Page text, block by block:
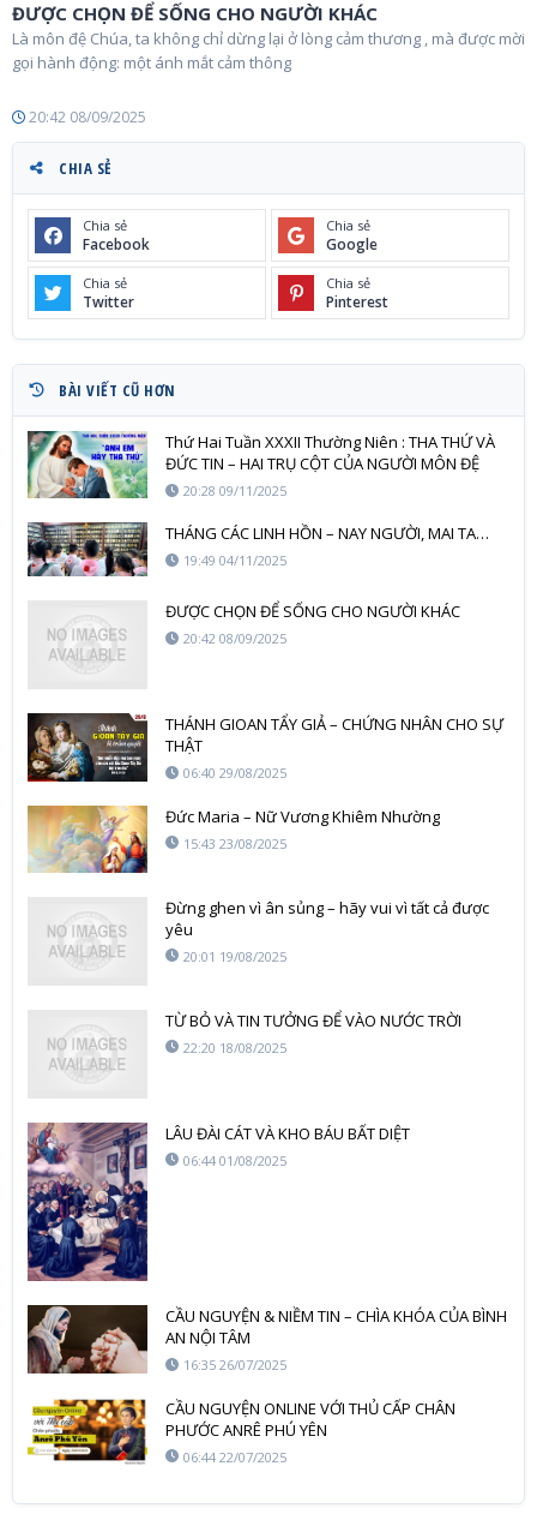
ĐƯỢC CHỌN ĐỂ SỐNG CHO NGƯỜI KHÁC
Là môn đệ Chúa, ta không chỉ dừng lại ở lòng cảm thương , mà được mời
gọi hành động: một ánh mắt cảm thông
20:42 08/09/2025
CHIA SẺ
Chia sẻ
Facebook
Chia sẻ
Google
Chia sẻ
Twitter
Chia sẻ
Pinterest
BÀI VIẾT CŨ HƠN
Thứ Hai Tuần XXXII Thường Niên : THA THỨ VÀ
ĐỨC TIN – HAI TRỤ CỘT CỦA NGƯỜI MÔN ĐỆ
ĐỨC KITÔ
20:28 09/11/2025
THÁNG CÁC LINH HỒN – NAY NGƯỜI, MAI TA…
19:49 04/11/2025
ĐƯỢC CHỌN ĐỂ SỐNG CHO NGƯỜI KHÁC
20:42 08/09/2025
THÁNH GIOAN TẨY GIẢ – CHỨNG NHÂN CHO SỰ
THẬT
06:40 29/08/2025
Đức Maria – Nữ Vương Khiêm Nhường
15:43 23/08/2025
Đừng ghen vì ân sủng – hãy vui vì tất cả được
yêu
20:01 19/08/2025
TỪ BỎ VÀ TIN TƯỞNG ĐỂ VÀO NƯỚC TRỜI
22:20 18/08/2025
LÂU ĐÀI CÁT VÀ KHO BÁU BẤT DIỆT
06:44 01/08/2025
CẦU NGUYỆN & NIỀM TIN – CHÌA KHÓA CỦA BÌNH
AN NỘI TÂM
16:35 26/07/2025
CẦU NGUYỆN ONLINE VỚI THỦ CẤP CHÂN
PHƯỚC ANRÊ PHÚ YÊN
06:44 22/07/2025